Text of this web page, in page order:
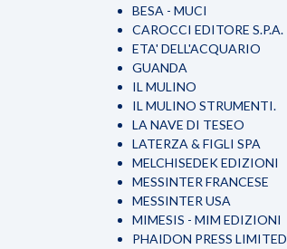
BESA - MUCI
CAROCCI EDITORE S.P.A.
ETA' DELL'ACQUARIO
GUANDA
IL MULINO
IL MULINO STRUMENTI.
LA NAVE DI TESEO
LATERZA & FIGLI SPA
MELCHISEDEK EDIZIONI
MESSINTER FRANCESE
MESSINTER USA
MIMESIS - MIM EDIZIONI
PHAIDON PRESS LIMITED